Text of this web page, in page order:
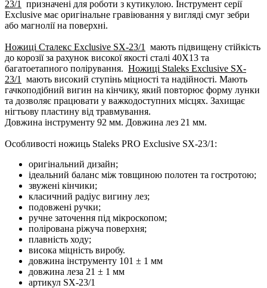
23/1
призначені для роботи з кутикулою. Інструмент серії
Exclusive має оригінальне гравіювання у вигляді смуг зебри
або магнолії на поверхні.
Ножиці Сталекс Exclusive SX-23/1
мають підвищену стійкість
до корозії за рахунок високої якості сталі 40Х13 та
багатоетапного полірування. Ножиці Staleks Exclusive SX-
23/1
мають високий ступінь міцності та надійності. Мають
гачкоподібний вигин на кінчику, який повторює форму лунки
та дозволяє працювати у важкодоступних місцях. Захищає
нігтьову пластину від травмування.
Довжина інструменту 92 мм. Довжина лез 21 мм.
Особливості ножиць Staleks PRO Exclusive SX-23/1:
оригінальний дизайн;
ідеальний баланс між товщиною полотен та гостротою;
звужені кінчики;
класичний радіус вигину лез;
подовжені ручки;
ручне заточення під мікроскопом;
полірована ріжуча поверхня;
плавність ходу;
висока міцність виробу.
довжина інструменту 101 ± 1 мм
довжина леза 21 ± 1 мм
артикул SX-23/1